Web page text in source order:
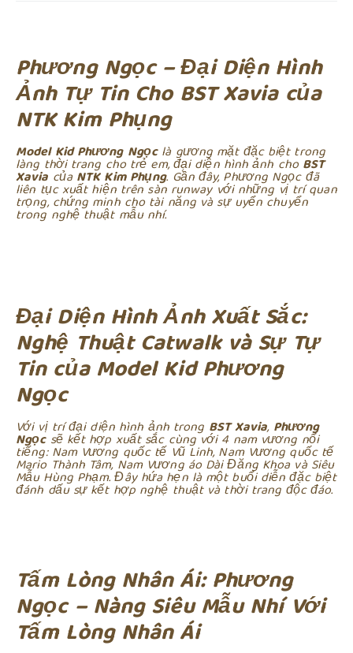
Phương Ngọc – Đại Diện Hình
Ảnh Tự Tin Cho BST Xavia của
NTK Kim Phụng
Model Kid Phương Ngọclà gương mặt đặc biệt trong
làng thời trang cho trẻ em, đại diện hình ảnh cho BST
Xavia của NTK Kim Phụng. Gần đây, Phương Ngọc đã
liên tục xuất hiện trên sàn runway với những vị trí quan
trọng, chứng minh cho tài năng và sự uyển chuyển
trong nghệ thuật mẫu nhí.
Đại Diện Hình Ảnh Xuất Sắc:
Nghệ Thuật Catwalk và Sự Tự
Tin của Model Kid Phương
Ngọc
Với vị trí đại diện hình ảnh trong BST Xavia, Phương
Ngọcsẽ kết hợp xuất sắc cùng với 4 nam vương nổi
tiếng: Nam Vương quốc tế Vũ Linh, Nam Vương quốc tế
Mario Thành Tâm, Nam Vương áo Dài Đăng Khoa và Siêu
Mẫu Hùng Phạm. Đây hứa hẹn là một buổi diễn đặc biệt
đánh dấu sự kết hợp nghệ thuật và thời trang độc đáo.
Tấm Lòng Nhân Ái: Phương
Ngọc – Nàng Siêu Mẫu Nhí Với
Tấm Lòng Nhân Ái